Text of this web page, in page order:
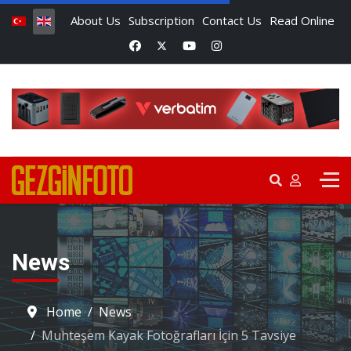
About Us Subscription Contact Us Read Online
News
Home
News
Muhteşem Kayak Fotoğrafları İçin 5 Tavsiye